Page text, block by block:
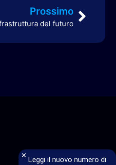
Prossimo
del futuro
× Leggi il nuovo numero di